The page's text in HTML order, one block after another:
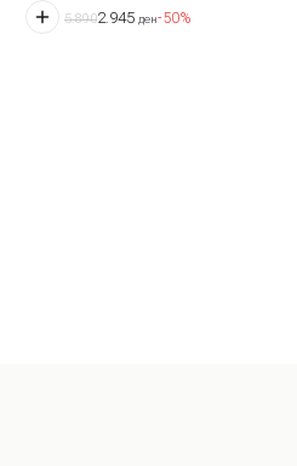
5.8902.945 ден-50%